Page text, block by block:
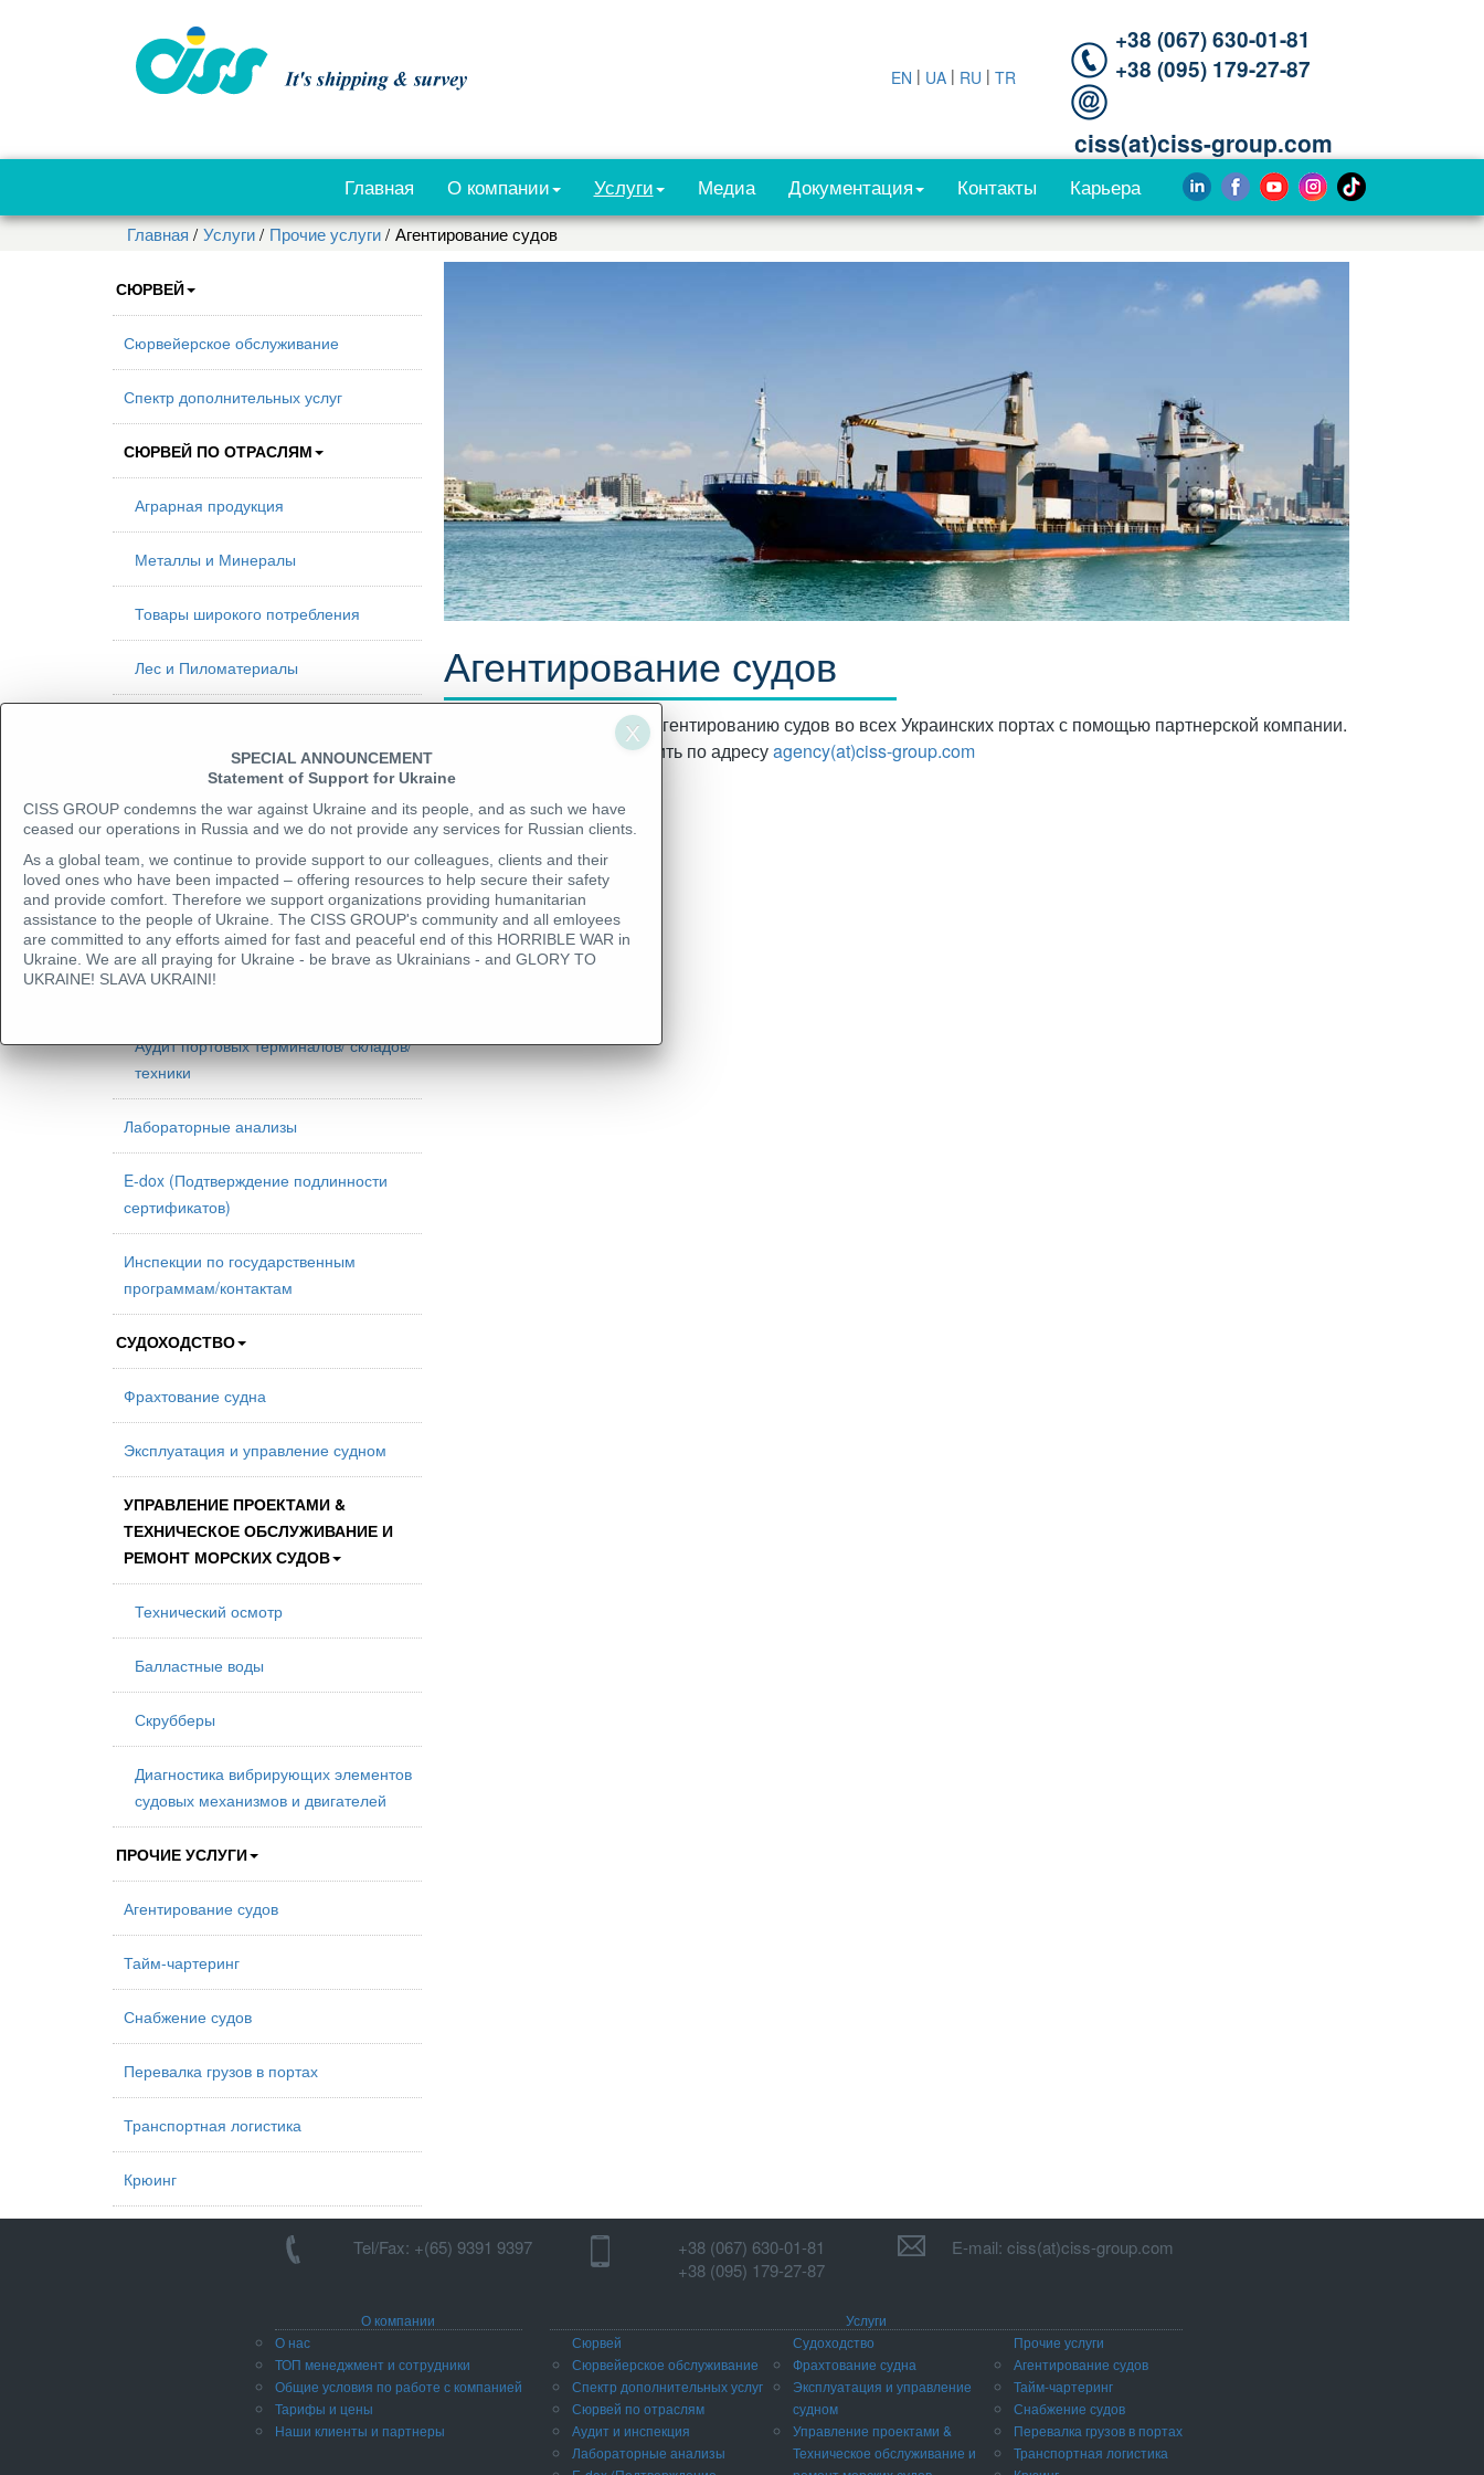
+38 (067) 630-01-81
+38 (095) 179-27-87
ciss(at)ciss-group.com
EN | UA | RU | TR
Главная О компании Услуги Медиа Документация Контакты Карьера
Главная Услуги Прочие услуги Агентирование судов
СЮРВЕЙ
Сюрвейерское обслуживание
Спектр дополнительных услуг
СЮРВЕЙ ПО ОТРАСЛЯМ
Аграрная продукция
Металлы и Минералы
Товары широкого потребления
Лес и Пиломатериалы
Инспекция удобрений
АУДИТ И ИНСПЕКЦИЯ
Инспекции для страховых компаний,
банков, автомобилей и недвижимости
P&I club, инспекция судов и
оборудования
Аудит портовых терминалов/ складов/
техники
Лабораторные анализы
E-dox (Подтверждение подлинности
сертификатов)
Инспекции по государственным
программам/контактам
СУДОХОДСТВО
Фрахтование судна
Эксплуатация и управление судном
УПРАВЛЕНИЕ ПРОЕКТАМИ &
ТЕХНИЧЕСКОЕ ОБСЛУЖИВАНИЕ И
РЕМОНТ МОРСКИХ СУДОВ
Технический осмотр
Балластные воды
Скрубберы
Диагностика вибрирующих элементов
судовых механизмов и двигателей
ПРОЧИЕ УСЛУГИ
Агентирование судов
Тайм-чартеринг
Снабжение судов
Перевалка грузов в портах
Транспортная логистика
Крюинг
Агентирование судов
Мы оказываем услуги по агентированию судов во всех Украинских портах с помощью партнерской компании.
Заявку вы можете отправить по адресуagency(at)ciss-group.com
Tel/Fax: +(65) 9391 9397
+38 (067) 630-01-81
+38 (095) 179-27-87
E-mail: ciss(at)ciss-group.com
О компании
О нас
ТОП менеджмент и сотрудники
Общие условия по работе с компанией
Тарифы и цены
Наши клиенты и партнеры
Услуги
Сюрвей
Сюрвейерское обслуживание
Спектр дополнительных услуг
Сюрвей по отраслям
Аудит и инспекция
Лабораторные анализы
Судоходство
Фрахтование судна
Эксплуатация и управление
судном
Управление проектами &
Техническое обслуживание и
Прочие услуги
Агентирование судов
Тайм-чартеринг
Снабжение судов
Перевалка грузов в портах
Транспортная логистика
SPECIAL ANNOUNCEMENT
Statement of Support for Ukraine
CISS GROUP condemns the war against Ukraine and its people, and as such we have
ceased our operations in Russia and we do not provide any services for Russian clients.
As a global team, we continue to provide support to our colleagues, clients and their
loved ones who have been impacted – offering resources to help secure their safety
and provide comfort. Therefore we support organizations providing humanitarian
assistance to the people of Ukraine. The CISS GROUP's community and all emloyees
are committed to any efforts aimed for fast and peaceful end of this HORRIBLE WAR in
Ukraine. We are all praying for Ukraine - be brave as Ukrainians - and GLORY TO
UKRAINE! SLAVA UKRAINI!